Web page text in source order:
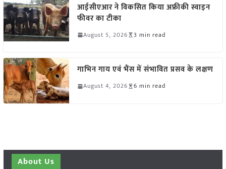
आईसीएआर ने विकसित किया अफ्रीकी स्वाइन
फीवर का टीका
August 5, 2026 3 min read
गाभिन गाय एवं भैंस में संभावित प्रसव के लक्षण
August 4, 2026 6 min read
About Us